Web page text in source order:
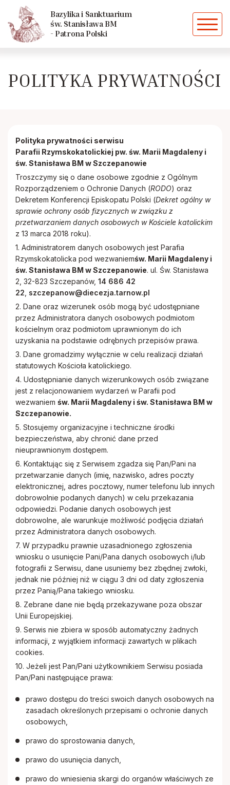
Bazylika i Sanktuarium
św. Stanisława BM
- Patrona Polski
Powrót
Kościoły i kaplice szczepanowskie
Duszpasterze
Biskupi ze Szczepanowa
Siostry zakonne
Cmentarze
Remont
Powrót
Chóry
Grupa młodzieżowa "EFFATHA"
Liturgiczna Służba Ołtarza
Domowy Kościół
Stowarzyszenie Rodzin Katolickich
Stowarzyszenie krzewienia kultu Św.
Stanisława BM
Zakon Rycerzy Kolumba
POLITYKA PRYWATNOŚCI
Polityka prywatności serwisu
Parafii Rzymskokatolickiej pw. św. Marii Magdaleny i
św. Stanisława BM w Szczepanowie
Troszczymy się o dane osobowe zgodnie z Ogólnym
Rozporządzeniem o Ochronie Danych (RODO) oraz
Dekretem Konferencji Episkopatu Polski (Dekret ogólny w
sprawie ochrony osób fizycznych w związku z
przetwarzaniem danych osobowych w Kościele katolickim
z 13 marca 2018 roku).
1. Administratorem danych osobowych jest Parafia
Rzymskokatolicka pod wezwaniemśw. Marii Magdaleny i
św. Stanisława BM w Szczepanowie. ul. Św. Stanisława
2, 32-823 Szczepanów, 14 686 42
22 szczepanow@diecezja.tarnow.pl
2. Dane oraz wizerunek osób mogą być udostępniane
przez Administratora danych osobowych podmiotom
kościelnym oraz podmiotom uprawnionym do ich
uzyskania na podstawie odrębnych przepisów prawa.
3. Dane gromadzimy wyłącznie w celu realizacji działań
statutowych Kościoła katolickiego.
4. Udostępnianie danych wizerunkowych osób związane
jest z relacjonowaniem wydarzeń w Parafii pod
wezwaniem św. Marii Magdaleny i św. Stanisława BM w
Szczepanowie.
5. Stosujemy organizacyjne i techniczne środki
bezpieczeństwa, aby chronić dane przed
nieuprawnionym dostępem.
6. Kontaktując się z Serwisem zgadza się Pan/Pani na
przetwarzanie danych (imię, nazwisko, adres poczty
elektronicznej, adres pocztowy, numer telefonu lub innych
dobrowolnie podanych danych) w celu przekazania
odpowiedzi. Podanie danych osobowych jest
dobrowolne, ale warunkuje możliwość podjęcia działań
przez Administratora danych osobowych.
7. W przypadku prawnie uzasadnionego zgłoszenia
wniosku o usunięcie Pani/Pana danych osobowych i/lub
fotografii z Serwisu, dane usuniemy bez zbędnej zwłoki,
jednak nie później niż w ciągu 3 dni od daty zgłoszenia
przez Panią/Pana takiego wniosku.
8. Zebrane dane nie będą przekazywane poza obszar
Unii Europejskiej.
9. Serwis nie zbiera w sposób automatyczny żadnych
informacji, z wyjątkiem informacji zawartych w plikach
cookies.
10. Jeżeli jest Pan/Pani użytkownikiem Serwisu posiada
Pan/Pani następujące prawa:
prawo dostępu do treści swoich danych osobowych na
zasadach określonych przepisami o ochronie danych
osobowych,
prawo do sprostowania danych,
prawo do usunięcia danych,
prawo do wniesienia skargi do organów właściwych ze